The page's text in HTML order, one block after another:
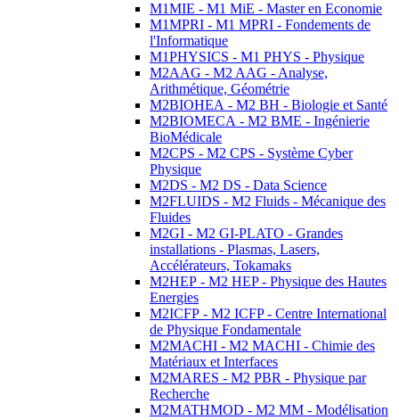
M1MIE - M1 MiE - Master en Economie
M1MPRI - M1 MPRI - Fondements de
l'Informatique
M1PHYSICS - M1 PHYS - Physique
M2AAG - M2 AAG - Analyse,
Arithmétique, Géométrie
M2BIOHEA - M2 BH - Biologie et Santé
M2BIOMECA - M2 BME - Ingénierie
BioMédicale
M2CPS - M2 CPS - Système Cyber
Physique
M2DS - M2 DS - Data Science
M2FLUIDS - M2 Fluids - Mécanique des
Fluides
M2GI - M2 GI-PLATO - Grandes
installations - Plasmas, Lasers,
Accélérateurs, Tokamaks
M2HEP - M2 HEP - Physique des Hautes
Energies
M2ICFP - M2 ICFP - Centre International
de Physique Fondamentale
M2MACHI - M2 MACHI - Chimie des
Matériaux et Interfaces
M2MARES - M2 PBR - Physique par
Recherche
M2MATHMOD - M2 MM - Modélisation